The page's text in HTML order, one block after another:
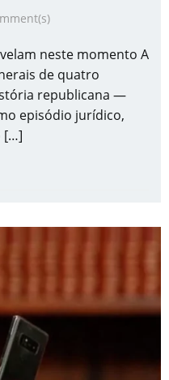
neste momento A
de quatro
republicana —
episódio jurídico,
[…]